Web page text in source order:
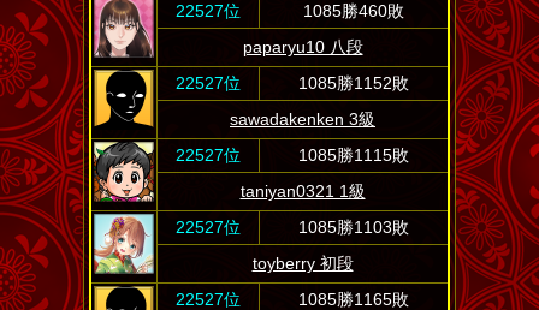
22527位
1085勝460敗
paparyu10 八段
22527位
1085勝1152敗
sawadakenken 3級
22527位
1085勝1115敗
taniyan0321 1級
22527位
1085勝1103敗
toyberry 初段
22527位
1085勝1165敗